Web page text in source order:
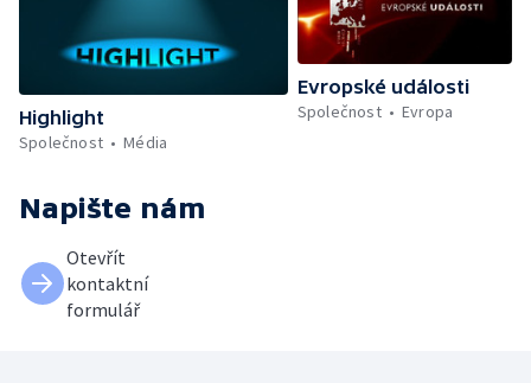
Highlight
Společnost
Média
Evropské události
Společnost
Evropa
Napište nám
Otevřít
kontaktní
formulář